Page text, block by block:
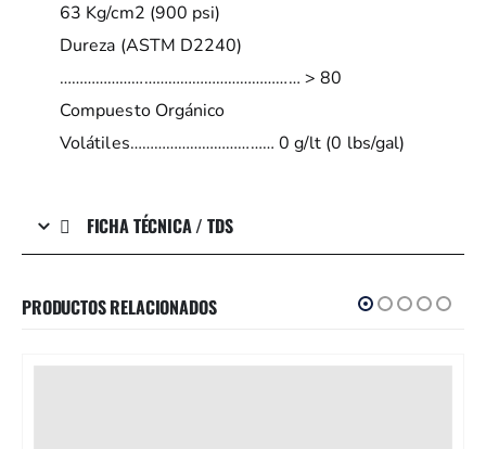
63 Kg/cm2 (900 psi)
Dureza (ASTM D2240)
…………………………………………………… > 80
Compuesto Orgánico
Volátiles……………………………… 0 g/lt (0 lbs/gal)
FICHA TÉCNICA / TDS
PRODUCTOS RELACIONADOS